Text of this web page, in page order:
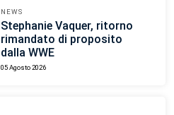
NEWS
Stephanie Vaquer, ritorno
rimandato di proposito
dalla WWE
05 Agosto 2026